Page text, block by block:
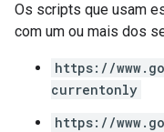
Os scripts que usam
com um ou mais dos
https://
currentonly
https://